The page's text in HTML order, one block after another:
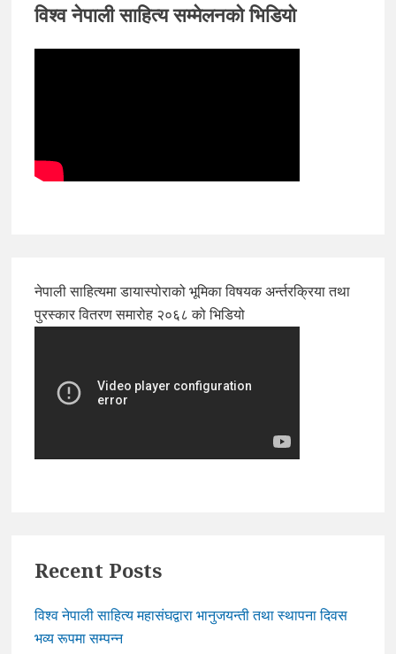
विश्व नेपाली साहित्य सम्मेलनको भिडियो
नेपाली साहित्यमा डायास्पोराको भूमिका विषयक अर्न्तरक्रिया तथा
पुरस्कार वितरण समारोह २०६८ को भिडियो
Recent Posts
विश्व नेपाली साहित्य महासंघद्वारा भानुजयन्ती तथा स्थापना दिवस
भव्य रूपमा सम्पन्न